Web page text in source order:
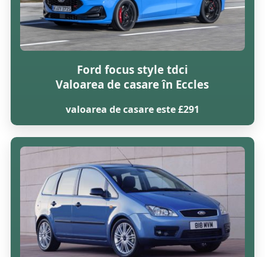
Ford focus style tdci
Valoarea de casare în Eccles
valoarea de casare este £291